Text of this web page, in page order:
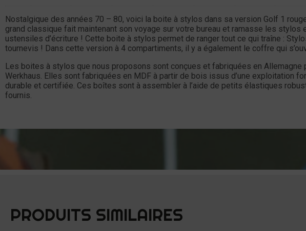
à
Stylos
-
VW
Golf
1
-
Nostalgique des années 70 – 80, voici la boite à stylos dans sa version Golf 1
grand classique fait maintenant son voyage sur votre bureau et ramasse les stylos
ustensiles d’écriture ! Cette boite à stylos permet de ranger tout ce qui traîne :
tournevis ! Dans cette version à 4 compartiments, il y a également le coffre qui
Les boites à stylos que nous proposons sont conçues et fabriquées en Allemagne
Werkhaus. Elles sont fabriquées en MDF à partir de bois issus d’une exploitation
durable et certifiée. Ces boîtes sont à assembler à l’aide de petits élastiques
fournis.
PRODUITS SIMILAIRES